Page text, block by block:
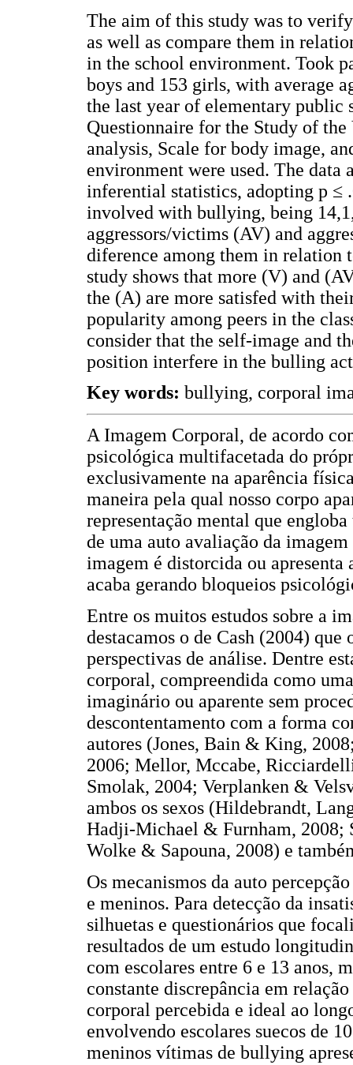
The aim of this study was to
as well as compare them in
in the school environment. Took
boys and 153 girls, with average
the last year of elementary
Questionnaire for the Study of
analysis, Scale for body image,
environment were used. The data
inferential statistics, adopting p ≤
involved with bullying, being
aggressors/victims (AV) and
diference among them in relation
study shows that more (V) and
the (A) are more satisfed with
popularity among peers in the
consider that the self-image and
position interfere in the bulling
Key words: bullying, corporal
A Imagem Corporal, de acordo
psicológica multifacetada do
exclusivamente na aparência
maneira pela qual nosso corpo
representação mental que
de uma auto avaliação da
imagem é distorcida ou
acaba gerando bloqueios
Entre os muitos estudos sobre a
destacamos o de Cash (2004)
perspectivas de análise. Dentre
corporal, compreendida como
imaginário ou aparente sem
descontentamento com a forma
autores (Jones, Bain & King,
2006; Mellor, Mccabe,
Smolak, 2004; Verplanken &
ambos os sexos (Hildebrandt,
Hadji-Michael & Furnham, 2008;
Wolke & Sapouna, 2008) e
Os mecanismos da auto
e meninos. Para detecção da
silhuetas e questionários que
resultados de um estudo
com escolares entre 6 e 13 anos,
constante discrepância em
corporal percebida e ideal ao
envolvendo escolares suecos de
meninos vítimas de bullying